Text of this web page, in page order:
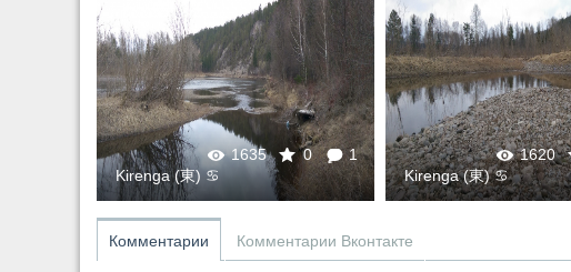
1635 0
1
Kirenga (東) ♋
1620
Kirenga (東) ♋
Комментарии Комментарии Вконтакте